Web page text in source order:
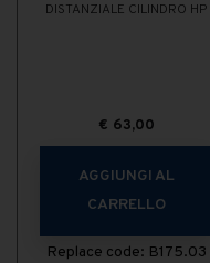
DISTANZIALE CILINDRO HP
€ 63,00
AGGIUNGI AL
CARRELLO
Replace code: B175.03